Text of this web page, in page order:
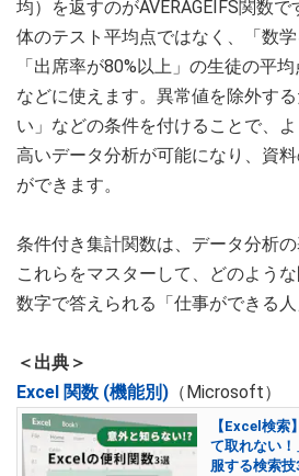
均）を返すのがAVERAGEIFS関数
体のテスト平均点ではなく、「数
「出席率が80%以上」の生徒の平
などに使えます。異常値を除外す
い」などの条件を付けることで、
高いデータ分析が可能になり、資
ができます。
条件付き集計関数は、データ分析の
これらをマスターして、どのよう
数字で答えられる「仕事ができる人
＜出典＞
Excel 関数 (機能別) （Microsoft）
【Excel検索
て取れない！
服する検索技